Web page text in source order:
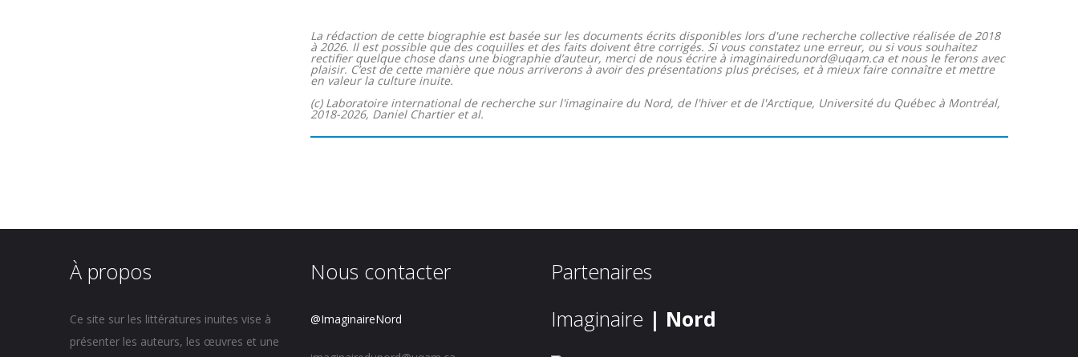
La rédaction de cette biographie est basée sur les documents écrits disponibles lors d'une recherche collective réalisée de 2018
à 2026. Il est possible que des coquilles et des faits doivent être corrigés. Si vous constatez une erreur, ou si vous souhaitez
rectifier quelque chose dans une biographie d’auteur, merci de nous écrire à imaginairedunord@uqam.ca et nous le ferons avec
plaisir. C’est de cette manière que nous arriverons à avoir des présentations plus précises, et à mieux faire connaître et mettre
en valeur la culture inuite.
(c) Laboratoire international de recherche sur l'imaginaire du Nord, de l'hiver et de l'Arctique, Université du Québec à Montréal,
2018-2026, Daniel Chartier et al.
À propos
Ce site sur les littératures inuites vise à
présenter les auteurs, les œuvres et une
Nous contacter
@ImaginaireNord
Partenaires
Imaginaire | Nord